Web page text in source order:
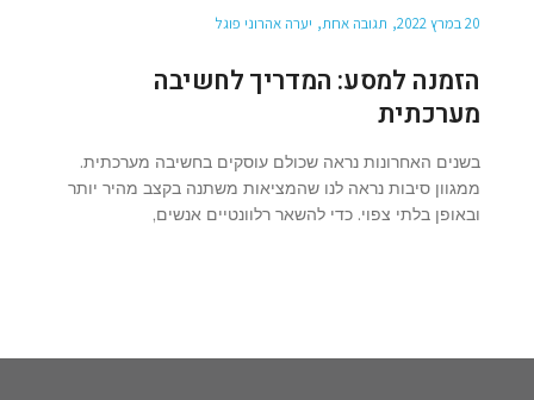
20 במרץ 2022 תגובה אחת יערה אהרוני פוגל
הזמנה למסע: המדריך לחשיבה
מערכתית
בשנים האחרונות נראה שכולם עוסקים בחשיבה מערכתית.
ממגוון סיבות נראה לנו שהמציאות משתנה בקצב מהיר יותר
ובאופן בלתי צפוי. כדי להשאר רלוונטיים אנשים,